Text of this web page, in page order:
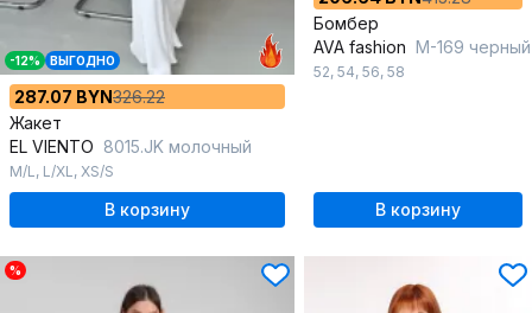
-12% ВЫГОДНО
287.07 BYN326.22
Жакет
EL VIENTO 8015.JK молочный
M/L, L/XL, XS/S
В корзину
Бомбер
AVA fashion М-169 черный
52, 54, 56, 58
В корзину
%